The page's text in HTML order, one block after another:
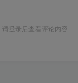
请登录后查看评论内容